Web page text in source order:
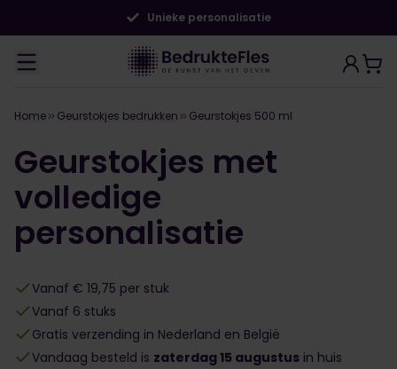
Unieke personalisatie
Home Geurstokjes bedrukken Geurstokjes 500 ml
Geurstokjes met
volledige
personalisatie
Vanaf € 19,75 per stuk
Vanaf 6 stuks
Gratis verzending in Nederland en België
Vandaag besteld is zaterdag 15 augustus in huis